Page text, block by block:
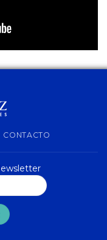
CONTACTO